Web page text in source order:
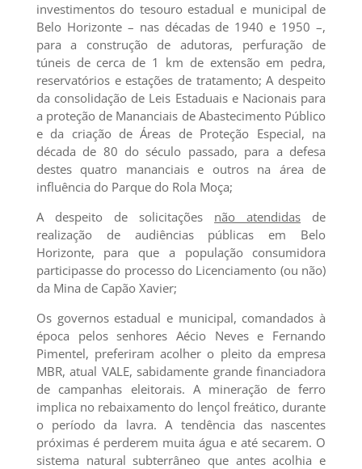
investimentos do tesouro estadual e municipal de
Belo Horizonte – nas décadas de 1940 e 1950 –,
para a construção de adutoras, perfuração de
túneis de cerca de 1 km de extensão em pedra,
reservatórios e estações de tratamento; A despeito
da consolidação de Leis Estaduais e Nacionais para
a proteção de Mananciais de Abastecimento Público
e da criação de Áreas de Proteção Especial, na
década de 80 do século passado, para a defesa
destes quatro mananciais e outros na área de
influência do Parque do Rola Moça;
A despeito de solicitações não atendidas de
realização de audiências públicas em Belo
Horizonte, para que a população consumidora
participasse do processo do Licenciamento (ou não)
da Mina de Capão Xavier;
Os governos estadual e municipal, comandados à
época pelos senhores Aécio Neves e Fernando
Pimentel, preferiram acolher o pleito da empresa
MBR, atual VALE, sabidamente grande financiadora
de campanhas eleitorais. A mineração de ferro
implica no rebaixamento do lençol freático, durante
o período da lavra. A tendência das nascentes
próximas é perderem muita água e até secarem. O
sistema natural subterrâneo que antes acolhia e